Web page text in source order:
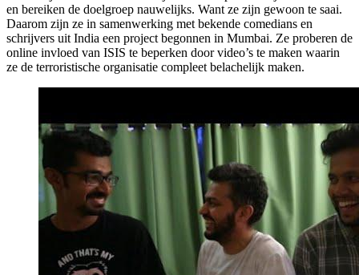
en bereiken de doelgroep nauwelijks. Want ze zijn gewoon te saai.
Daarom zijn ze in samenwerking met bekende comedians en
schrijvers uit India een project begonnen in Mumbai. Ze proberen de
online invloed van ISIS te beperken door video’s te maken waarin
ze de terroristische organisatie compleet belachelijk maken.